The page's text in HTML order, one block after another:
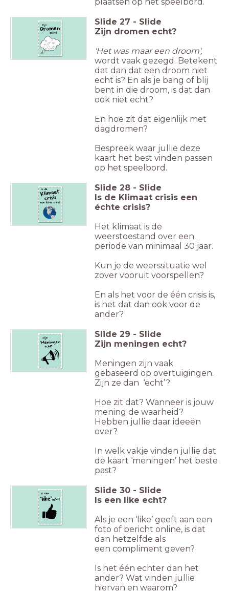
Slide 27 - Slide
Zijn dromen echt?
'Het was maar een droom',
wordt vaak gezegd. Betekent
dat dan dat een droom niet
echt is? En als je bang of blij
bent in die droom, is dat dan
ook niet echt?
En hoe zit dat eigenlijk met
dagdromen?
Bespreek waar jullie deze
kaart het best vinden passen
op het speelbord.
Slide 28 - Slide
Is de Klimaat crisis een
échte crisis?
Het klimaat is de
weerstoestand over een
periode van minimaal 30 jaar.
Kun je de weerssituatie wel
zover vooruit voorspellen?
En als het voor de één crisis is,
is het dat dan ook voor de
ander?
Slide 29 - Slide
Zijn meningen echt?
Meningen zijn vaak
gebaseerd op overtuigingen.
Zijn ze dan ‘echt’?
Hoe zit dat? Wanneer is jouw
mening de waarheid?
Hebben jullie daar ideeën
over?
In welk vakje vinden jullie dat
de kaart ‘meningen’ het beste
past?
Slide 30 - Slide
Is een like echt?
Als je een ‘like’ geeft aan een
foto of bericht online, is dat
dan hetzelfde als
een compliment geven?
Is het één echter dan het
ander? Wat vinden jullie
hiervan en waarom?